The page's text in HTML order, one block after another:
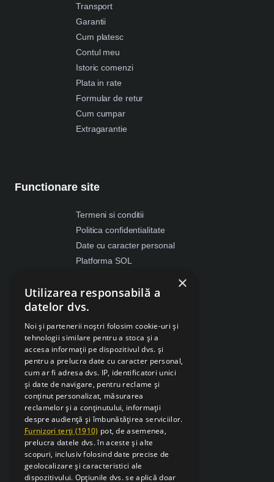
Transport
Garantii
Cum platesc
Contul meu
Istoric comenzi
Plata in rate
Formular de retur
Cum cumpar
Extragarantie
Functionare site
Termeni si conditii
Politica confidentialitate
Date cu caracter personal
Platforma SOL
Despre Cookies
Retragere din contract
×
Utilizarea responsabilă a
datelor dvs.
Noi și partenerii noștri folosim cookie-uri și
tehnologii similare pentru a stoca și a
accesa informații pe dispozitivul dvs. și
pentru a prelucra date cu caracter personal,
cum ar fi adresa dvs. IP, identificatori unici
și date de navigare, pentru reclame și
conținut personalizat, măsurarea
reclamelor și a conținutului, informații
despre audiență și îmbunătățirea serviciilor.
Furnizori terți (1910) pot, de asemenea,
prelucra datele dvs. în aceste și alte
scopuri, inclusiv folosind date precise de
geolocalizare și caracteristici ale
dispozitivului. Opțiunile dvs. se aplică doar